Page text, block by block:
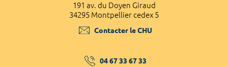
191 av. du Doyen Giraud
34295 Montpellier cedex 5
Contacter le CHU
04 67 33 67 33